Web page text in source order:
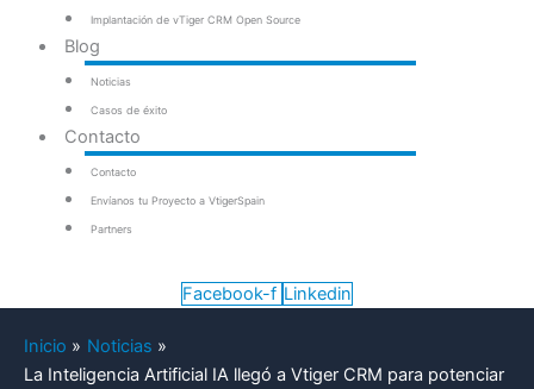
Implantación de vTiger CRM Open Source
Blog
Noticias
Casos de éxito
Contacto
Contacto
Envíanos tu Proyecto a VtigerSpain
Partners
Facebook-f Linkedin
Inicio
Noticias
La Inteligencia Artificial IA llegó a Vtiger CRM para potenciar